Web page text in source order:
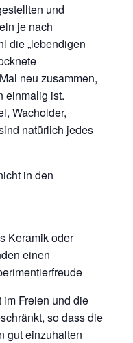
und
je nach
die „lebendigen
neu zusammen,
einmalig ist.
Wacholder,
natürlich jedes
in den
Keramik oder
einen
Freien und die
so dass die
gut einzuhalten